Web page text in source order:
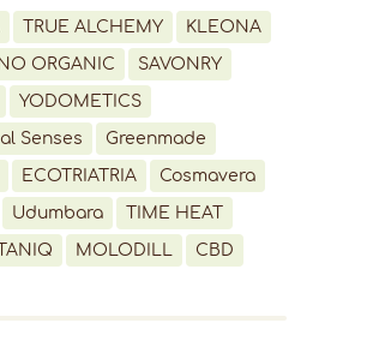
TRUE ALCHEMY KLEONA
ORGANIC SAVONRY
YODOMETICS
Senses Greenmade
ECOTRIATRIA Cosmavera
Udumbara TIME HEAT
MOLODILL CBD